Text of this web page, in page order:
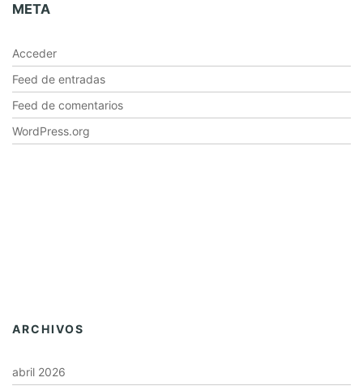
META
Acceder
Feed de entradas
Feed de comentarios
WordPress.org
ARCHIVOS
abril 2026